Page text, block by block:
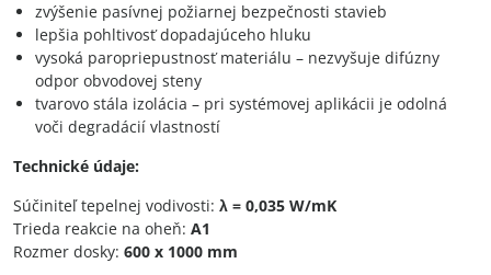
zvýšenie pasívnej požiarnej bezpečnosti stavieb
lepšia pohltivosť dopadajúceho hluku
vysoká paropriepustnosť materiálu – nezvyšuje difúzny
odpor obvodovej steny
tvarovo stála izolácia – pri systémovej aplikácii je odolná
voči degradácií vlastností
Technické údaje:
Súčiniteľ tepelnej vodivosti: λ = 0,035 W/mK
Trieda reakcie na oheň: A1
Rozmer dosky: 600 x 1000 mm